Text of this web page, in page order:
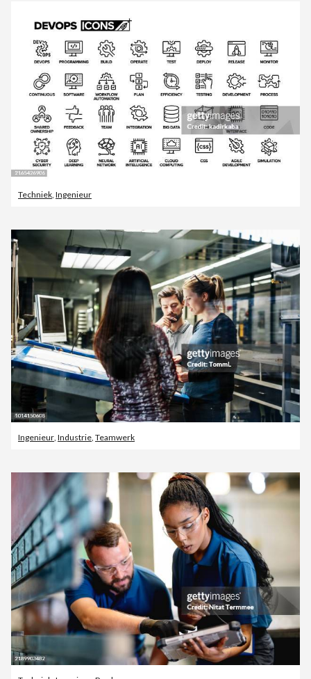
Techniek Ingenieur
Ingenieur Industrie Teamwerk